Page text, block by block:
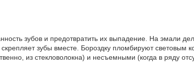
зубов и предотвратить их выпадение. На эмали
зубы вместе. Бороздку пломбируют световым
из стекловолокна) и несъемными (когда в ряду